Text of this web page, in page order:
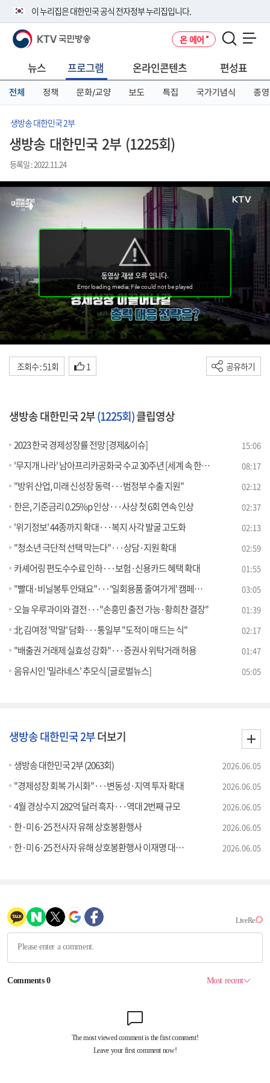
이 누리집은 대한민국 공식 전자정부 누리집입니다.
공식 누리집 주소 확인하기
니다.
이밖에 or.kr 또는 .kr등 다른 도메인 주소를 사용하고 있다면 아래 URL에
서 도메인 주소를 확인해 보세요
KTV 국민방송 온 에어
뉴스 프로그램 온라인콘텐츠 편성표
전체 정책 문화/교양 보도 특집 국가기념식 종영
생방송 대한민국 2부
생방송 대한민국 2부 (1225회)
등록일 : 2022.11.24
조회수 : 51회 1 공유하기
생방송 대한민국 2부(1225회)클립영상
2023 한국 경제성장률 전망 [경제&이슈] 15:06
'무지개 나라' 남아프리카공화국 수교 30주년 [세계 속 한국] 08:17
"방위 산업, 미래 신성장 동력···범정부 수출 지원" 02:12
한은, 기준금리 0.25%p 인상···사상 첫 6회 연속 인상 02:37
'위기정보' 44종까지 확대···복지 사각 발굴 고도화 02:13
"청소년 극단적 선택 막는다"···상담·지원 확대 02:59
카셰어링 편도수수료 인하···보험·신용카드 혜택 확대 01:55
"빨대·비닐봉투 안돼요"···'일회용품 줄여가게' 캠페인 [정책현장+] 03:05
오늘 우루과이와 결전···"손흥민 출전 가능·황희찬 결장" 01:39
北 김여정 '막말' 담화···통일부 "도적이 매 드는 식" 02:17
"배출권 거래제 실효성 강화"···증권사 위탁거래 허용 01:47
음유시인 '밀라네스' 추모식 [글로벌뉴스] 05:05
생방송 대한민국 2부더보기
생방송 대한민국 2부 (2063회) 2026.06.05
"경제성장 회복 가시화"···변동성·지역 투자 확대 2026.06.05
4월 경상수지 282억 달러 흑자···역대 2번째 규모 2026.06.05
한·미 6·25 전사자 유해 상호봉환행사 2026.06.05
한·미 6·25 전사자 유해 상호봉환행사 이재명 대통령 추모사 2026.06.05